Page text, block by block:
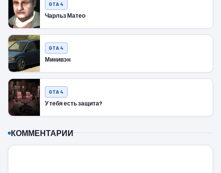
GTA 4
Чарльз Матео
GTA 4
Минивэн
GTA 4
У тебя есть защита?
КОММЕНТАРИИ